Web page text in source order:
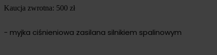
Kaucja zwrotna: 500 zł
- myjka ciśnieniowa zasilana silnikiem spalinowym